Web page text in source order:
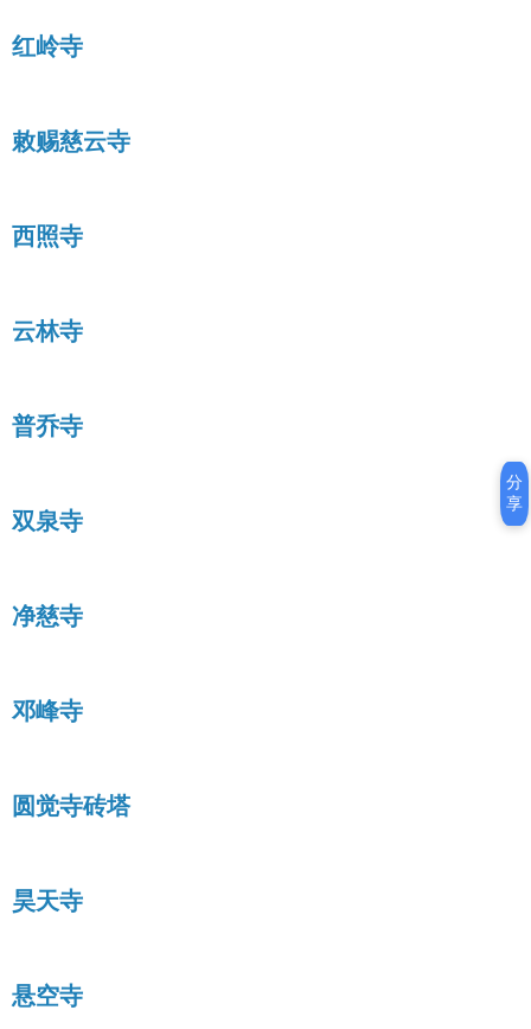
红岭寺
敕赐慈云寺
西照寺
云林寺
普乔寺
双泉寺
净慈寺
邓峰寺
圆觉寺砖塔
昊天寺
悬空寺
分
享